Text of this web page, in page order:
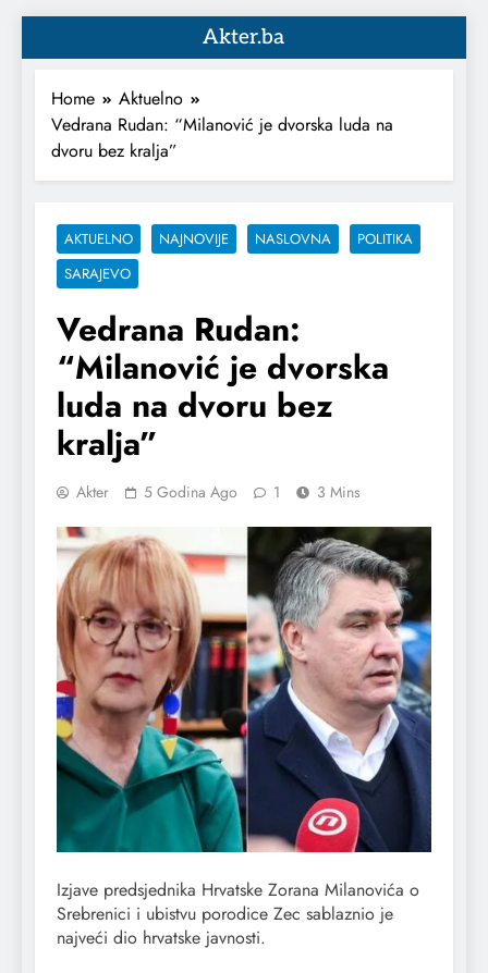
Akter.ba
Home
Aktuelno
Vedrana Rudan: “Milanović je dvorska luda na
dvoru bez kralja”
AKTUELNO NAJNOVIJE NASLOVNA
POLITIKA
SARAJEVO
Vedrana Rudan:
“Milanović je dvorska
luda na dvoru bez
kralja”
Akter 5 Godina Ago 1 3 Mins
Izjave predsjednika Hrvatske Zorana Milanovića o
Srebrenici i ubistvu porodice Zec sablaznio je
najveći dio hrvatske javnosti.